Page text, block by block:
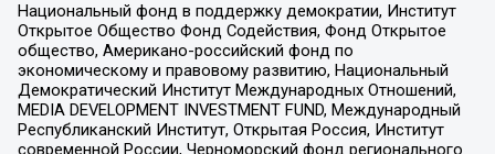
Национальный фонд в поддержку демократии, Институт
Открытое Общество Фонд Содействия, Фонд Открытое
общество, Американо-российский фонд по
экономическому и правовому развитию, Национальный
Демократический Институт Международных Отношений,
MEDIA DEVELOPMENT INVESTMENT FUND, Международный
Республиканский Институт, Открытая Россия, Институт
современной России, Черноморский фонд регионального